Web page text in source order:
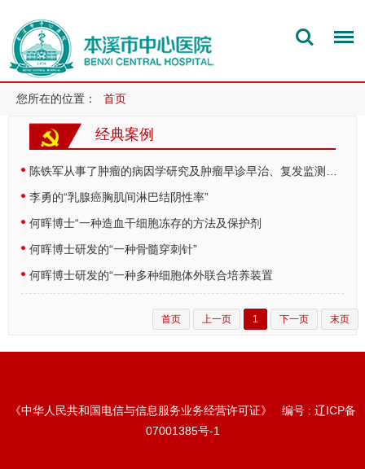
您所在的位置： 首页
经典案例
李勇的“乳腺癌胸肌间淋巴结阴性率”
何晖博士“一种造血干细胞冻存的方法及保护剂
何晖博士研发的“一种骨髓穿刺针”
何晖博士研发的“一种多种细胞体外联合培养装置
首页 上一页 1 下一页 末页
《中华人民共和国电信与信息服务业务经营许可证》 编号 : 辽ICP备
07001385号-1